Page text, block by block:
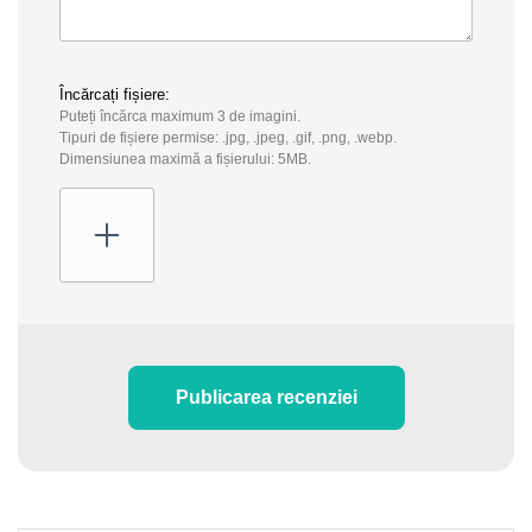
Încărcați fișiere:
Puteți încărca maximum 3 de imagini.
Tipuri de fișiere permise: .jpg, .jpeg, .gif, .png, .webp.
Dimensiunea maximă a fișierului: 5MB.
Publicarea recenziei